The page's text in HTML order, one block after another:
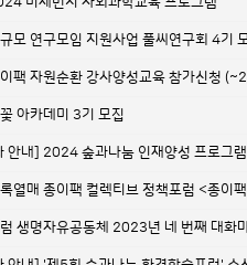
모 연구모임 지원사업 풀씨연구회 4
팩 자원순환 강사양성교육 참가신청
아카데미 3기 모집
안내] 2024 숲과나눔 인재양성 프로그
열매 종이팩 컬렉티브 정책포럼 <종이
생명자유공동체 2023년 네 번째 대